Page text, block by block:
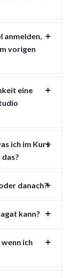
anmelden,
vorigen
eine
ich im Kurs
danach?
kann?
ich